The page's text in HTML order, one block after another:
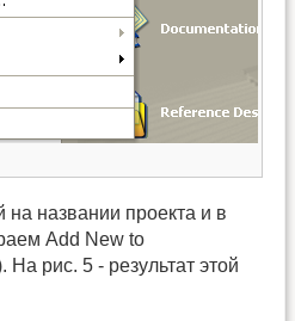
названии проекта и в
Add New to
рис. 5 - результат этой